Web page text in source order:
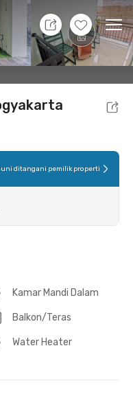
+6
Aturan
ditangani pemilik properti
Kamar Mandi Dalam
Balkon/Teras
Water Heater